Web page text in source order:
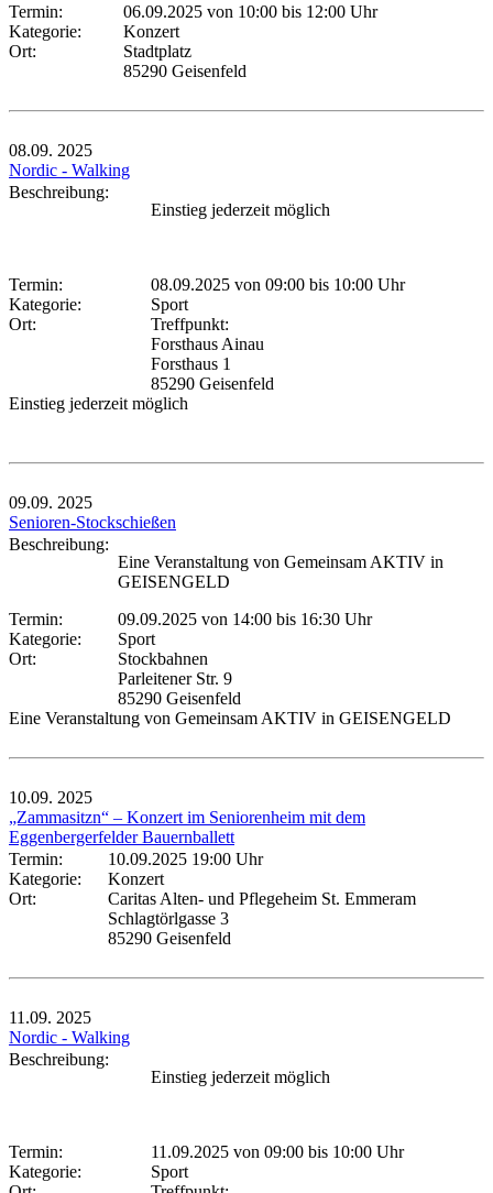
Termin:
06.09.2025 von 10:00 bis 12:00 Uhr
Kategorie:
Konzert
Ort:
Stadtplatz
85290 Geisenfeld
08.09. 2025
Nordic - Walking
Beschreibung:
Einstieg jederzeit möglich
Termin: 08.09.2025 von 09:00 bis 10:00 Uhr
Kategorie:
Sport
Ort:
Treffpunkt:
Forsthaus Ainau
Forsthaus 1
85290 Geisenfeld
Einstieg jederzeit möglich
09.09. 2025
Senioren-Stockschießen
Beschreibung:
Eine Veranstaltung von Gemeinsam AKTIV in
GEISENGELD
Termin:
09.09.2025 von 14:00 bis 16:30 Uhr
Kategorie:
Sport
Ort:
Stockbahnen
Parleitener Str. 9
85290 Geisenfeld
Eine Veranstaltung von Gemeinsam AKTIV in GEISENGELD
10.09. 2025
„Zammasitzn“ – Konzert im Seniorenheim mit dem
Eggenbergerfelder Bauernballett
Termin:
10.09.2025 19:00 Uhr
Kategorie:
Konzert
Ort:
Caritas Alten- und Pflegeheim St. Emmeram
Schlagtörlgasse 3
85290 Geisenfeld
11.09. 2025
Nordic - Walking
Beschreibung:
Einstieg jederzeit möglich
Termin: 11.09.2025 von 09:00 bis 10:00 Uhr
Kategorie:
Sport